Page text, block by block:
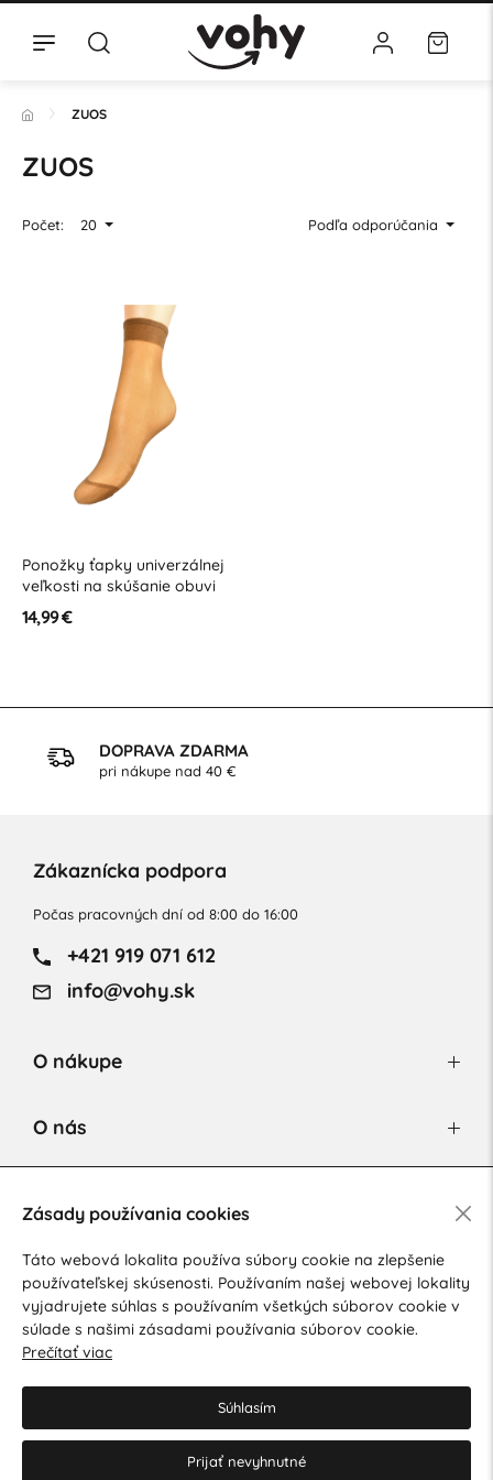
ZUOS
ZUOS
Počet: 20 Podľa odporúčania
Ponožky ťapky univerzálnej
veľkosti na skúšanie obuvi
120 ks
14,99 €
DOPRAVA ZDARMA
pri nákupe nad 40 €
Zákaznícka podpora
Počas pracovných dní od 8:00 do 16:00
+421 919 071 612
info@vohy.sk
O nákupe
O nás
Súhlasím so spracovaním osobných údajov pre marketingové
účely.Zásady ochrany osobných údajov.
Zásady používania cookies
Táto webová lokalita používa súbory cookie na zlepšenie
používateľskej skúsenosti. Používaním našej webovej lokality
vyjadrujete súhlas s používaním všetkých súborov cookie v
súlade s našimi zásadami používania súborov cookie.
Prečítať viac
Súhlasím
Prijať nevyhnutné